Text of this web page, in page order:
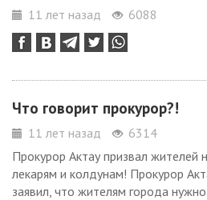
11 лет назад 6088
Что говорит прокурор?!
11 лет назад
6314
Прокурор Актау призвал жителей
лекарям и колдунам! Прокурор
заявил, что жителям города